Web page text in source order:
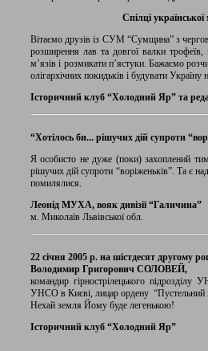
Спілці
Вітаємо друзів із СУМ “Сумщина” з
розширення лав та довгої валки
м’язів і розмикати п’ястуки. Бажаємо
олігархічних покидьків і будувати
Історичний клуб “Холодний Яр” та
“Хотілось би... рішучих дій супроти
Я особисто не дуже (поки) захоплений
рішучих дій супроти “воріженьків”. Та є
помилялися.
Леонід МУХА, вояк дивізії “Галичина”
м. Миколаїв Львівської обл.
22 січня 2005 р. на шістдесят другому
Володимир Григорович СОЛОВЕЙ,
командир гірнострілецького
УНСО в Києві, лицар ордену “Пустельний
Нехай земля Йому буде легенькою!
Історичний клуб “Холодний Яр”